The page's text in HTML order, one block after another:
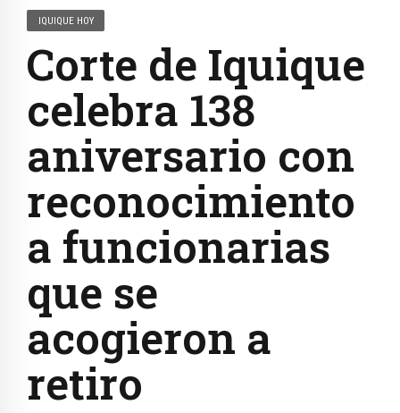
IQUIQUE HOY
Corte de Iquique
celebra 138
aniversario con
reconocimiento
a funcionarias
que se
acogieron a
retiro